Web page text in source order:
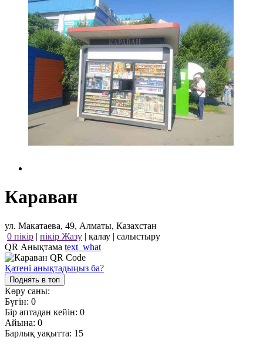
Караван
ул. Макатаева, 49, Алматы, Казахстан
0 пікір | пікір Жазу | қалау | салыстыру
QR Анықтама text_what
Қатені анықтадыңыз ба?
Поднять в топ
Көру саны:
Бүгін: 0
Бір аптадан кейін: 0
Айына: 0
Барлық уақытта: 15